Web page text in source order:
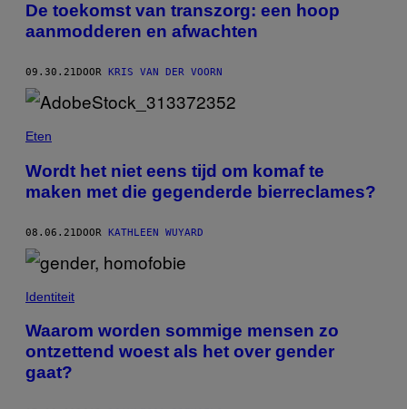
De toekomst van transzorg: een hoop
aanmodderen en afwachten
09.30.21DOOR KRIS VAN DER VOORN
Eten
Wordt het niet eens tijd om komaf te
maken met die gegenderde bierreclames?
08.06.21DOOR KATHLEEN WUYARD
Identiteit
Waarom worden sommige mensen zo
ontzettend woest als het over gender
gaat?